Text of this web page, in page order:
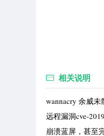
相关说明
wannacry 余威
远程漏洞cve-
崩溃蓝屏，甚至